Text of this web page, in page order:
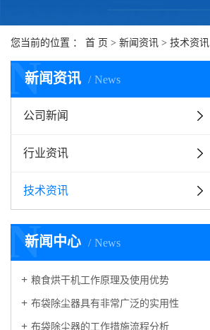
您当前的位置 ： 首 页 > 新闻资讯 > 技术资讯
新闻资讯 News
N
公司新闻
行业资讯
技术资讯
新闻中心 News
N
粮食烘干机工作原理及使用优势
布袋除尘器具有非常广泛的实用性
布袋除尘器的工作措施流程分析